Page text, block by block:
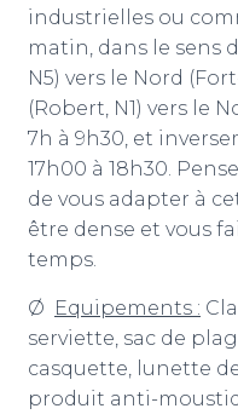
industrielles ou
matin, dans le sens
N5) vers le Nord
(Robert, N1) vers le
7h à 9h30, et
17h00 à 18h30.
de vous adapter à
être dense et vous
temps.
Ø Equipements :
serviette, sac de
casquette, lunette
produit anti-